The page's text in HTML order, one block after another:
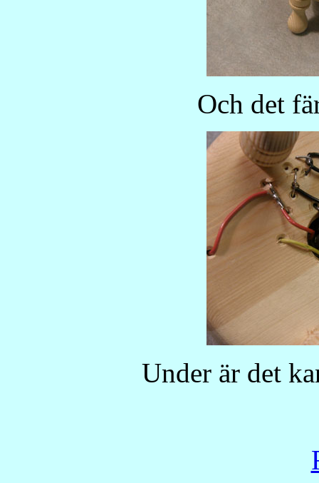
Och det
Under är det